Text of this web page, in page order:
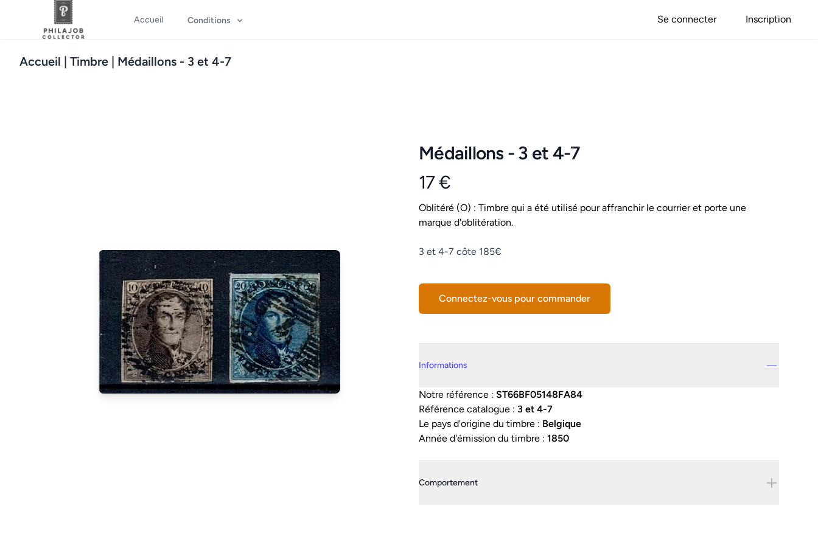
Accueil Conditions Se connecter Inscription
Accueil | Timbre | Médaillons - 3 et 4-7
Médaillons - 3 et 4-7
Product information
17 €
Conditions
Oblitéré (O) : Timbre qui a été utilisé pour affranchir le courrier et porte une
marque d'oblitération.
Description
3 et 4-7 côte 185€
Connectez-vous pour commander
Informations
Notre référence : ST66BF05148FA84
Référence catalogue : 3 et 4-7
Le pays d'origine du timbre : Belgique
Année d'émission du timbre : 1850
Comportement